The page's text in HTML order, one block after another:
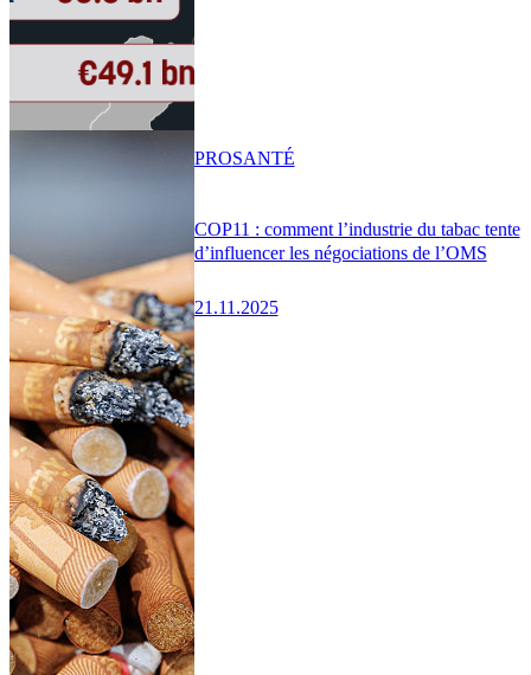
COP11 : comment l’industrie du tabac tente
d’influencer les négociations de l’OMS
21.11.2025
PROSANTÉ